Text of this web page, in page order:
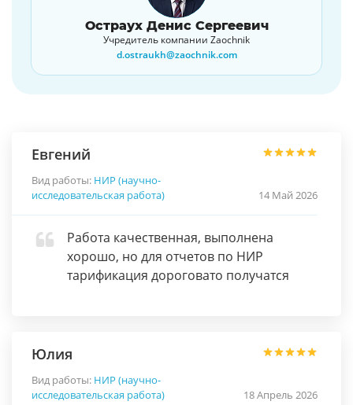
Остраух Денис Сергеевич
Учредитель компании Zaochnik
d.ostraukh@zaochnik.com
Евгений
Вид работы: НИР (научно-
исследовательская работа)
14 Май 2026
Работа качественная, выполнена
хорошо, но для отчетов по НИР
тарификация дороговато получатся
Юлия
Вид работы: НИР (научно-
исследовательская работа)
18 Апрель 2026